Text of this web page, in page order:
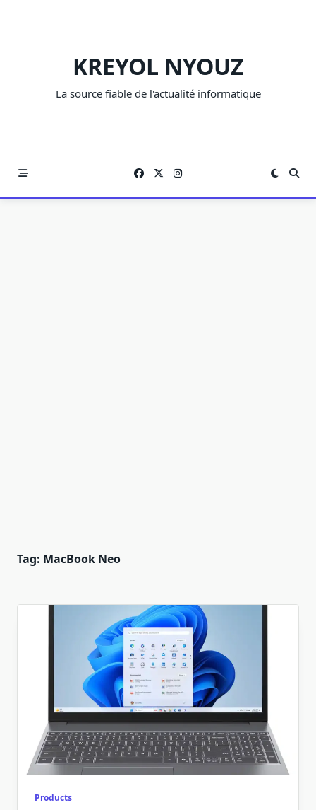
KREYOL NYOUZ
La source fiable de l'actualité informatique
Tag: MacBook Neo
Products